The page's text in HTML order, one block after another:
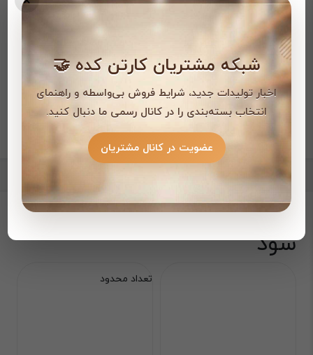
با این محصول خریداری می
شود
تعداد محدود
شبکه مشتریان کارتن کده 🤝
اخبار تولیدات جدید، شرایط فروش بی‌واسطه و راهنمای
انتخاب بسته‌بندی را در کانال رسمی ما دنبال کنید.
عضویت در کانال مشتریان